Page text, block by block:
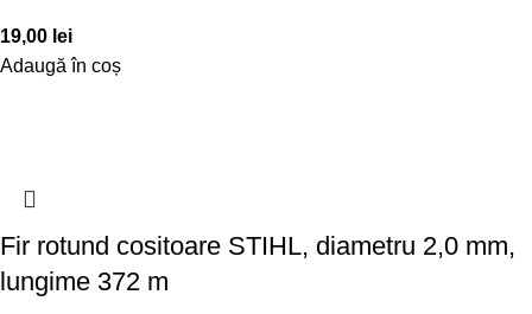
19,00 lei
Adaugă în coș
Fir rotund cositoare STIHL, diametru 2,0 mm,
lungime 372 m